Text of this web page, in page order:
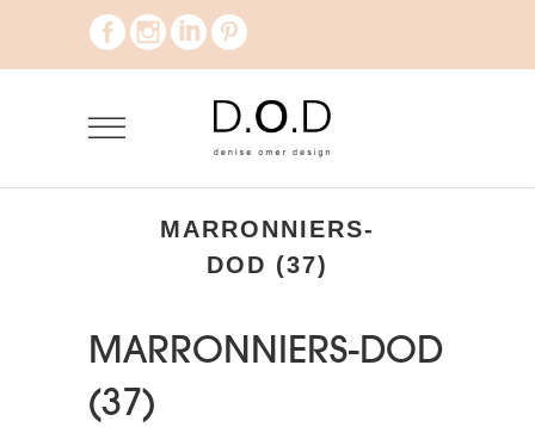
MARRONNIERS-
DOD (37)
MARRONNIERS-DOD
(37)